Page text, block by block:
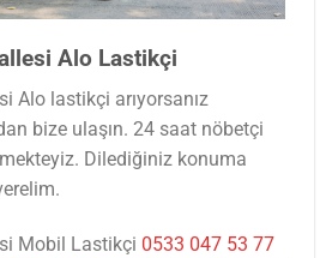
Alo Lastikçi
Alo lastikçi arıyorsanız
bize ulaşın. 24 saat nöbetçi
Dilediğiniz konuma
Mobil Lastikçi 0533 047 53 77